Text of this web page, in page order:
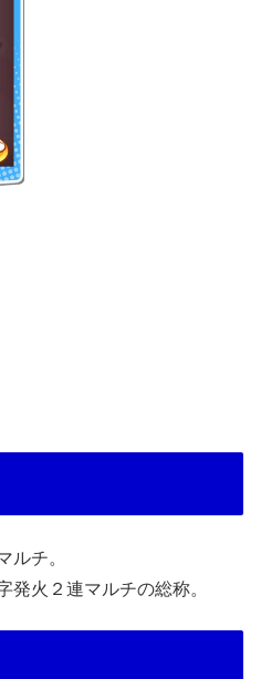
ルチ。
発火２連マルチの総称。